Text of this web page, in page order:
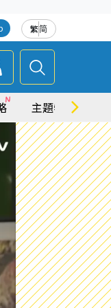
繁简
主題特集